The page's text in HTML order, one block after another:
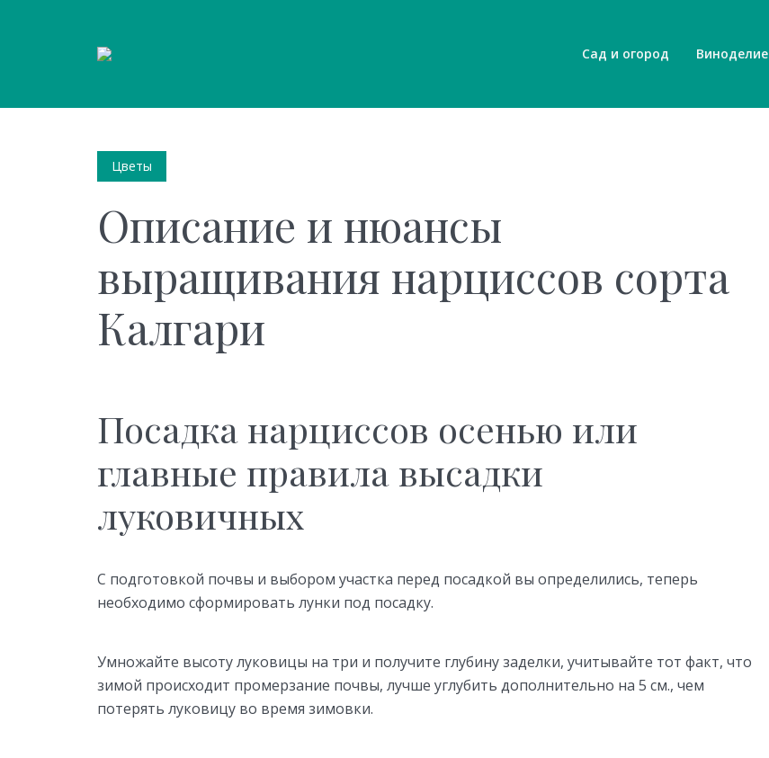
Сад и огород Виноделие
Цветы
Описание и нюансы
выращивания нарциссов сорта
Калгари
Посадка нарциссов осенью или
главные правила высадки
луковичных
С подготовкой почвы и выбором участка перед посадкой вы определились, теперь
необходимо сформировать лунки под посадку.
Умножайте высоту луковицы на три и получите глубину заделки, учитывайте тот факт, что
зимой происходит промерзание почвы, лучше углубить дополнительно на 5 см., чем
потерять луковицу во время зимовки.